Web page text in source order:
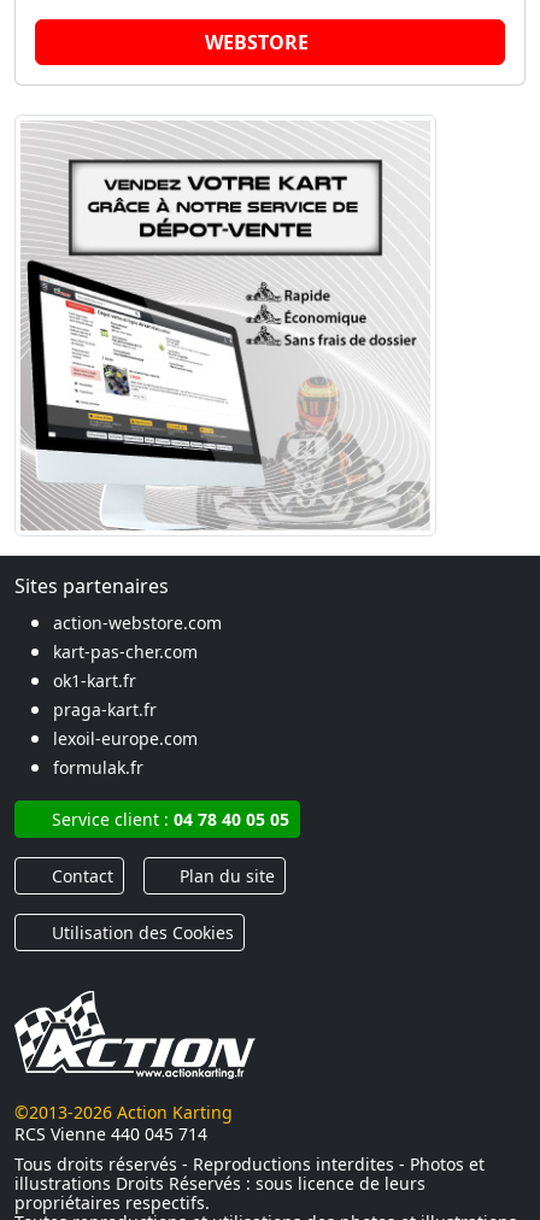
WEBSTORE
Sites partenaires
action-webstore.com
kart-pas-cher.com
ok1-kart.fr
praga-kart.fr
lexoil-europe.com
formulak.fr
Service client : 04 78 40 05 05
Contact Plan du site
Utilisation des Cookies
©2013-2026 Action Karting
RCS Vienne 440 045 714
Tous droits réservés - Reproductions interdites - Photos et
illustrations Droits Réservés : sous licence de leurs
propriétaires respectifs.